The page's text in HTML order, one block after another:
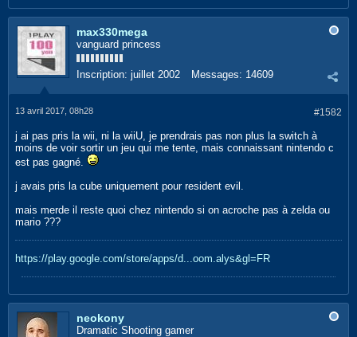
max330mega
vanguard princess
Inscription: juillet 2002 Messages: 14609
#1582
13 avril 2017, 08h28
j ai pas pris la wii, ni la wiiU, je prendrais pas non plus la switch à
moins de voir sortir un jeu qui me tente, mais connaissant nintendo c
est pas gagné.
j avais pris la cube uniquement pour resident evil.
mais merde il reste quoi chez nintendo si on acroche pas à zelda ou
mario ???
https://play.google.com/store/apps/d...oom.alys&gl=FR
neokony
Dramatic Shooting gamer